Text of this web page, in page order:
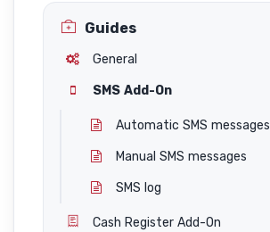
Guides
General
SMS Add-On
Automatic SMS messages
Manual SMS messages
SMS log
Cash Register Add-On